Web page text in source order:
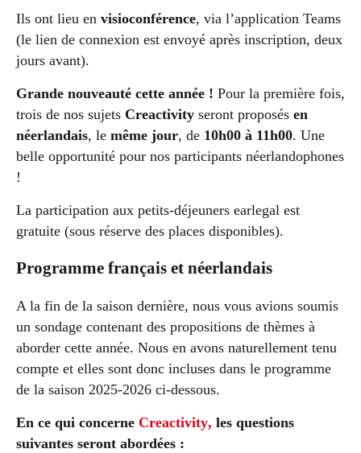
Ils ont lieu en visioconférence, via l’application Teams
(le lien de connexion est envoyé après inscription, deux
jours avant).
Grande nouveauté cette année ! Pour la première fois,
trois de nos sujets Creactivity seront proposés en
néerlandais, le même jour, de 10h00 à 11h00. Une
belle opportunité pour nos participants néerlandophones
!
La participation aux petits-déjeuners earlegal est
gratuite (sous réserve des places disponibles).
Programme français et néerlandais
A la fin de la saison dernière, nous vous avions soumis
un sondage contenant des propositions de thèmes à
aborder cette année. Nous en avons naturellement tenu
compte et elles sont donc incluses dans le programme
de la saison 2025-2026 ci-dessous.
En ce qui concerne Creactivity, les questions
suivantes seront abordées :